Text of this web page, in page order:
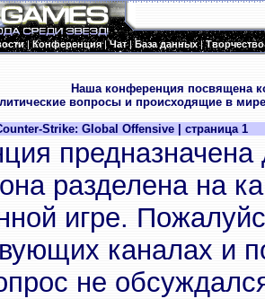
|Конференция|Чат|База данных|Творчество
Наша конференция посвящена
вопросы и происходящие в
Strike: Global Offensive | страница 1
разделена на
игре.
каналах и
не